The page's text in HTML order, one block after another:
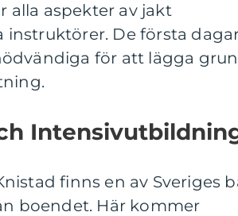
aspekter av jakt
instruktörer. De första
för att lägga
finns en av Sveriges
boendet. Här kommer